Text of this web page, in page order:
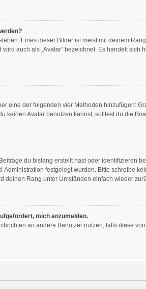
Eines dieser Bilder ist meist mit deinem
auch als „Avatar“ bezeichnet. Es handelt
eine der folgenden vier Methoden hinzufügen:
keinen Avatar benutzen kannst, solltest du die
du bislang erstellt hast oder identifizieren
festgelegt wurden. Bitte schreibe
deinen Rang unter Umständen einfach wieder
mich anzumelden.
an andere Benutzer nutzen, falls diese